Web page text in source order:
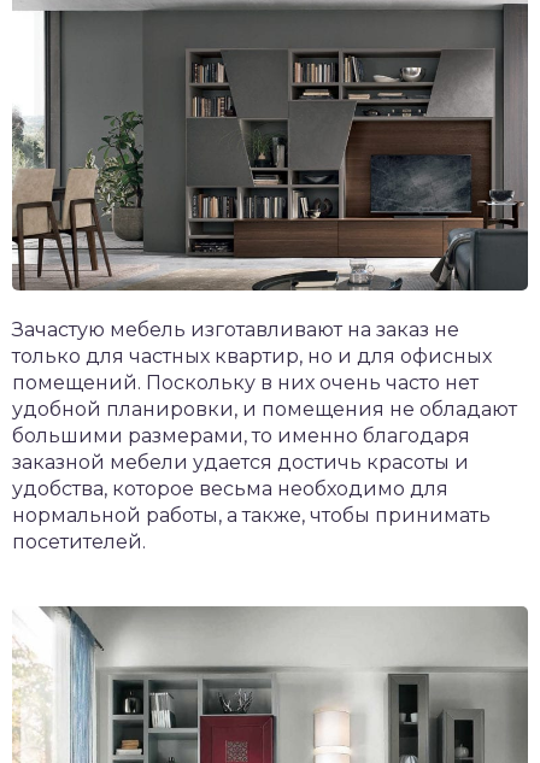
Зачастую мебель изготавливают на заказ не
только для частных квартир, но и для офисных
помещений. Поскольку в них очень часто нет
удобной планировки, и помещения не обладают
большими размерами, то именно благодаря
заказной мебели удается достичь красоты и
удобства, которое весьма необходимо для
нормальной работы, а также, чтобы принимать
посетителей.